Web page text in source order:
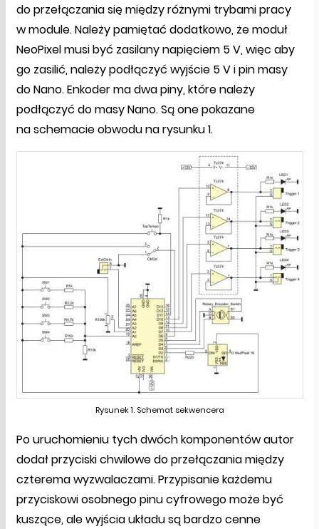
do przełączania się między różnymi trybami pracy
w module. Należy pamiętać dodatkowo, że moduł
NeoPixel musi być zasilany napięciem 5 V, więc aby
go zasilić, należy podłączyć wyjście 5 V i pin masy
do Nano. Enkoder ma dwa piny, które należy
podłączyć do masy Nano. Są one pokazane
na schemacie obwodu na rysunku 1.
Rysunek 1. Schemat sekwencera
Po uruchomieniu tych dwóch komponentów autor
dodał przyciski chwilowe do przełączania między
czterema wyzwalaczami. Przypisanie każdemu
przyciskowi osobnego pinu cyfrowego może być
kuszące, ale wyjścia układu są bardzo cenne